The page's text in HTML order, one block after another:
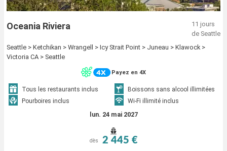
Oceania Riviera
11 jours
de Seattle
Seattle > Ketchikan > Wrangell > Icy Strait Point > Juneau > Klawock >
Victoria CA > Seattle
Payez en 4X
Tous les restaurants inclus
Boissons sans alcool illimitées
Pourboires inclus
Wi-Fi illimité inclus
lun. 24 mai 2027
dès 2 445 €